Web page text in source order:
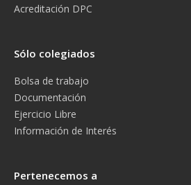
Acreditación DPC
Sólo colegiados
Bolsa de trabajo
Documentación
Ejercicio Libre
Información de Interés
Pertenecemos a